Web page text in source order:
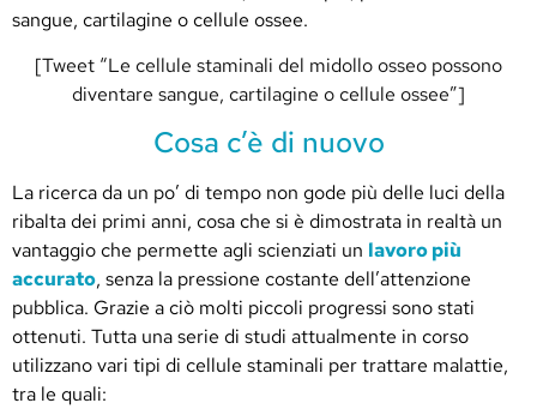
sangue, cartilagine o cellule ossee.
[Tweet “Le cellule staminali del midollo osseo possono
diventare sangue, cartilagine o cellule ossee”]
Cosa c’è di nuovo
La ricerca da un po’ di tempo non gode più delle luci della
ribalta dei primi anni, cosa che si è dimostrata in realtà un
vantaggio che permette agli scienziati un lavoro più
accurato, senza la pressione costante dell’attenzione
pubblica. Grazie a ciò molti piccoli progressi sono stati
ottenuti. Tutta una serie di studi attualmente in corso
utilizzano vari tipi di cellule staminali per trattare malattie,
tra le quali: